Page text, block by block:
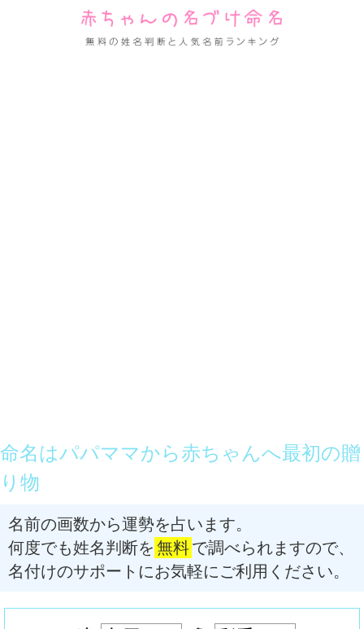
命名はパパママから赤ちゃんへ最初の贈
り物
名前の画数から運勢を占います。
何度でも姓名判断を 無料で調べられますので、
名付けのサポートにお気軽にご利用ください。